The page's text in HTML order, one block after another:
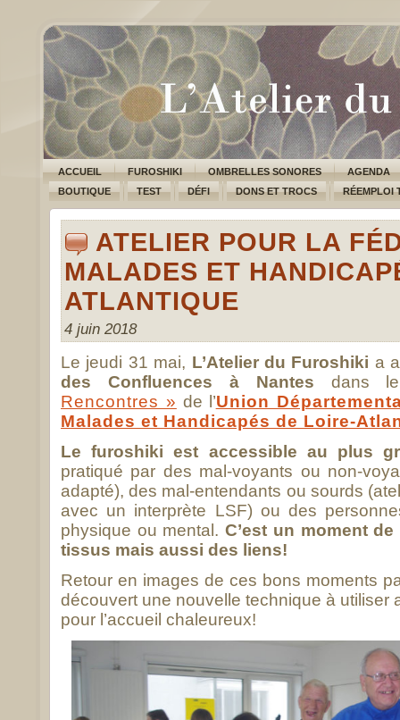
ACCUEIL FUROSHIKI OMBRELLES SONORES
AGENDA
BOUTIQUE
TEST DÉFI DONS ET TROCS RÉEMPLOI
ATELIER POUR LA
MALADES ET
ATLANTIQUE
4 juin 2018
Le jeudi 31 mai, L’Atelier du Furoshiki a
des Confluences à Nantes dans
Rencontres » de l’Union
Malades et Handicapés de Loire-
Le furoshiki est accessible au plus
pratiqué par des mal-voyants ou non-
adapté), des mal-entendants ou sourds
avec un interprète LSF) ou des
physique ou mental.C’est un moment
tissus mais aussi des liens!
Retour en images de ces bons moments
découvert une nouvelle technique à utiliser
pour l’accueil chaleureux!